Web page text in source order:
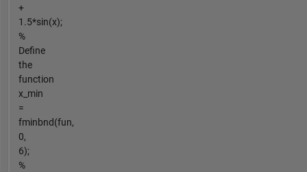
+
1.5*sin(x);
%
Define
the
function
x_min
=
fminbnd(fun,
0,
6);
%